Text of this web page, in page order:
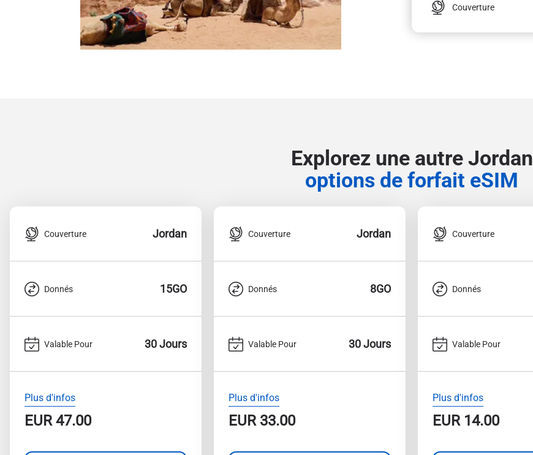
Couverture
Explorez une autre Jordan
options de forfait eSIM
Couverture Jordan
Donnés 15GO
Valable Pour 30 Jours
Plus d'infos
EUR47.00
Couverture Jordan
Donnés 8GO
Valable Pour 30 Jours
Plus d'infos
EUR33.00
Couverture
Donnés
Valable Pour
Plus d'infos
EUR14.00